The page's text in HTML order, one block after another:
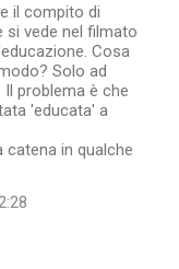
il compito di
si vede nel filmato
Cosa
Solo ad
problema è che
'educata' a
in qualche